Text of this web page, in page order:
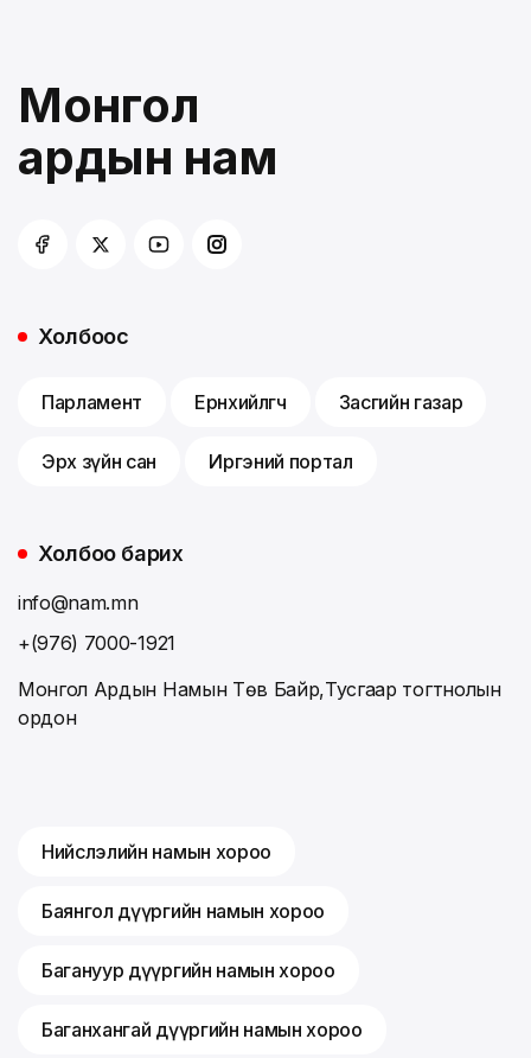
Монгол
ардын нам
Холбоос
Парламент Ерөнхийлөгч Засгийн газар
Эрх зүйн сан Иргэний портал
Холбоо барих
info@nam.mn
+(976) 7000-1921
Монгол Ардын Намын Төв Байр,Тусгаар тогтнолын
ордон
Нийслэлийн намын хороо
Баянгол дүүргийн намын хороо
Багануур дүүргийн намын хороо
Баганхангай дүүргийн намын хороо